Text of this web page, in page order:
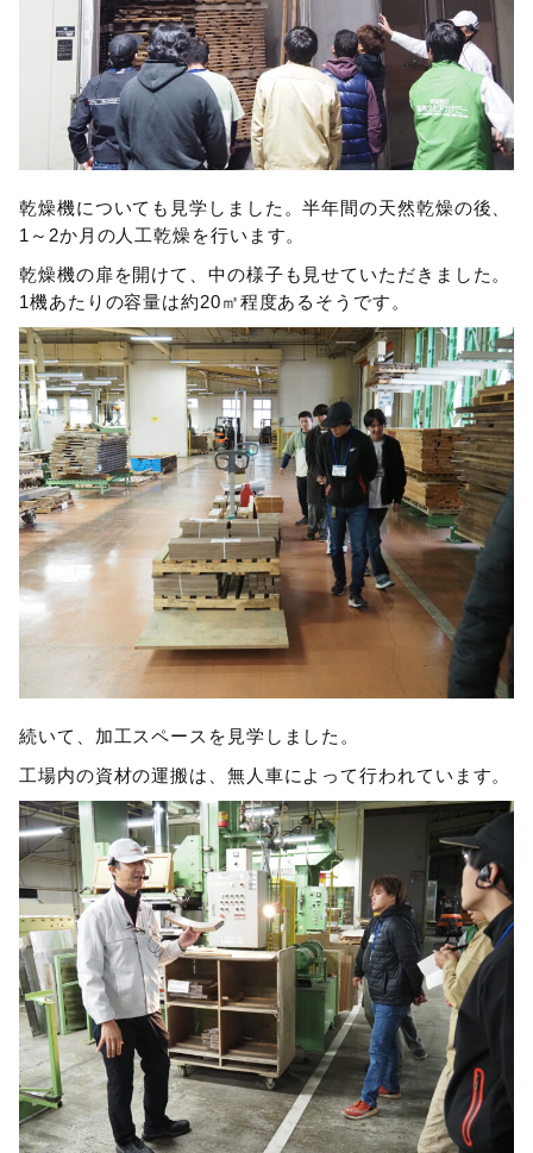
乾燥機についても見学しました。半年間の天然乾燥の後、
1～2か月の人工乾燥を行います。
乾燥機の扉を開けて、中の様子も見せていただきました。
1機あたりの容量は約20㎥程度あるそうです。
続いて、加工スペースを見学しました。
工場内の資材の運搬は、無人車によって行われています。